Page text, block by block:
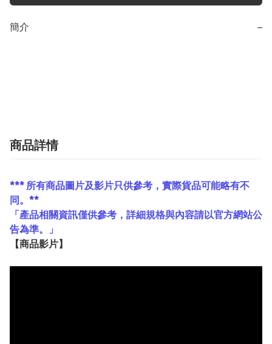
簡介 −
商品詳情
*** 所有商品圖片及影片只供參考，實際貨品可能略有不
同。**
「產品相關資訊僅供參考，詳細規格與內容請以官方網站公
告為準。」
【商品影片】